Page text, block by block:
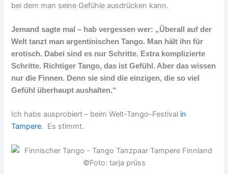
bei dem man seine Gefühle ausdrücken kann.
Jemand sagte mal – hab vergessen wer: „Überall auf der
Welt tanzt man argentinischen Tango. Man hält ihn für
erotisch. Dabei sind es nur Schritte. Extra komplizierte
Schritte. Richtiger Tango, das ist Gefühl. Aber das wissen
nur die Finnen. Denn sie sind die einzigen, die so viel
Gefühl überhaupt aushalten.“
Ich habs ausprobiert – beim Welt-Tango-Festival in
Tampere. Es stimmt.